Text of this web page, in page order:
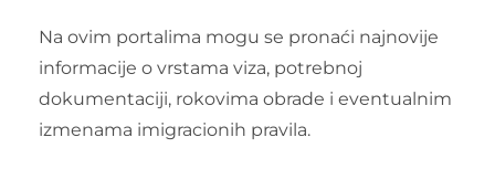
Na ovim portalima mogu se pronaći najnovije
informacije o vrstama viza, potrebnoj
dokumentaciji, rokovima obrade i eventualnim
izmenama imigracionih pravila.